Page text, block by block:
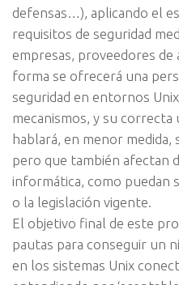
defensas…), aplicando el
requisitos de seguridad
empresas, proveedores
forma se ofrecerá una
seguridad en entornos
mecanismos, y su correcta
hablará, en menor
pero que también afectan
informática, como puedan
o la legislación vigente.
El objetivo final de este
pautas para conseguir un
en los sistemas Unix